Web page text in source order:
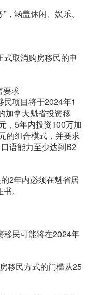
，涵盖休闲、娱乐、
取消购房移民的申
要求
项目将于2024年1
加拿大魁省投资移
，5年内投资100万加
的组合模式，并要求
语能力至少达到B2
2年内必须在魁省居
。
移民可能将在2024年
移民方式的门槛从25